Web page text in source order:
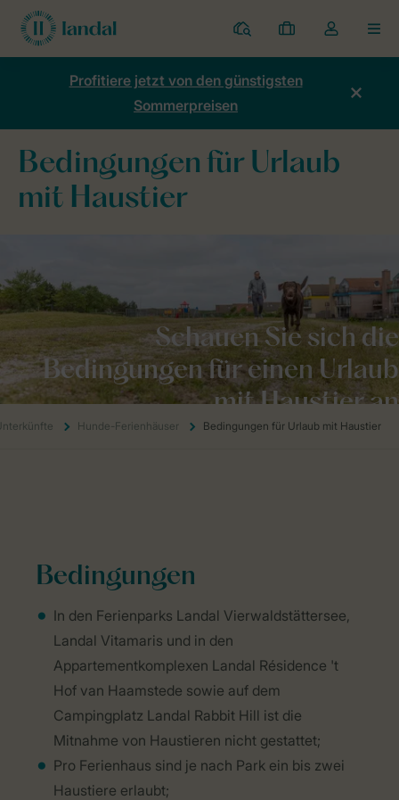
Ferienparks
Meine
Buchungen
Dropdown-
Menü
Kontos
Profitiere jetzt von den günstigsten
Sommerpreisen
Bedingungen für Urlaub
mit Haustier
Schauen Sie sich die
Bedingungenfür einen Urlaub
mit Haustieran
Hunde-Ferienhäuser Bedingungen für Urlaub mit Haustier
Bedingungen
In den Ferienparks Landal Vierwaldstättersee,
Landal Vitamaris und in den
Appartementkomplexen Landal Résidence 't
Hof van Haamstede sowie auf dem
Campingplatz Landal Rabbit Hill ist die
Mitnahme von Haustieren nicht gestattet;
Pro Ferienhaus sind je nach Park ein bis zwei
Haustiere erlaubt;